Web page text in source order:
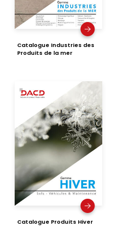
Catalogue Industries des
Produits de la mer
Catalogue Produits Hiver